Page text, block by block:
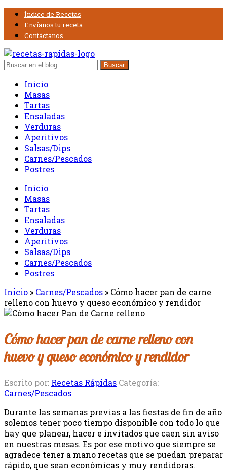
Índice de Recetas
Envíanos tu receta
Contáctanos
Inicio
Masas
Tartas
Ensaladas
Verduras
Aperitivos
Salsas/Dips
Carnes/Pescados
Postres
Inicio
Masas
Tartas
Ensaladas
Verduras
Aperitivos
Salsas/Dips
Carnes/Pescados
Postres
Inicio » Carnes/Pescados » Cómo hacer pan de carne
relleno con huevo y queso económico y rendidor
Cómo hacer pan de carne relleno con
huevo y queso económico y rendidor
Escrito por: Recetas Rápidas Categoría:
Carnes/Pescados
Durante las semanas previas a las fiestas de fin de año
solemos tener poco tiempo disponible con todo lo que
hay que planear, hacer e invitados que caen sin aviso
en nuestras mesas. Es por ese motivo que siempre se
agradece tener a mano recetas que se puedan preparar
rápido, que sean económicas y muy rendidoras.